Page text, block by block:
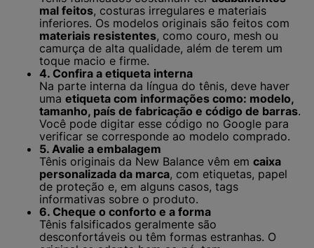
mal feitos, costuras irregulares e materiais
inferiores. Os modelos originais são feitos com
materiais resistentes, como couro, mesh ou
camurça de alta qualidade, além de terem um
toque macio e firme.
4. Confira a etiqueta interna
Na parte interna da língua do tênis, deve haver
uma etiqueta com informações como: modelo,
tamanho, país de fabricação e código de barras.
Você pode digitar esse código no Google para
verificar se corresponde ao modelo comprado.
5. Avalie a embalagem
Tênis originais da New Balance vêm em caixa
personalizada da marca, com etiquetas, papel
de proteção e, em alguns casos, tags
informativas sobre o produto.
6. Cheque o conforto e a forma
Tênis falsificados geralmente são
desconfortáveis ou têm formas estranhas. O